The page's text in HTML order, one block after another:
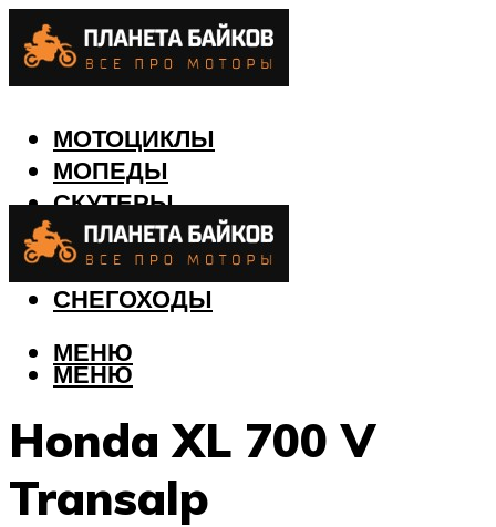
МОТОЦИКЛЫ
МОПЕДЫ
СКУТЕРЫ
КВАДРОЦИКЛЫ
ЛОДКИ
СНЕГОХОДЫ
МЕНЮ
МЕНЮ
Honda XL 700 V
Transalp